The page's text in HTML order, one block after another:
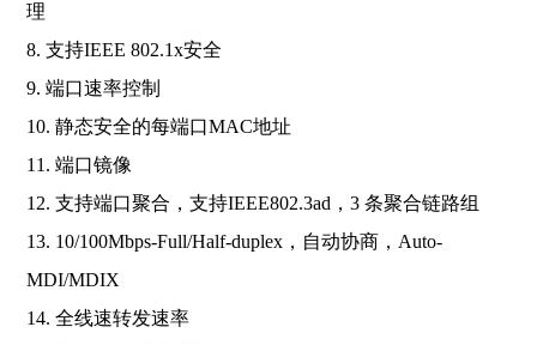
理
8. 支持IEEE 802.1x安全
9. 端口速率控制
10. 静态安全的每端口MAC地址
11. 端口镜像
12. 支持端口聚合，支持IEEE802.3ad，3 条聚合链路组
13. 10/100Mbps-Full/Half-duplex，自动协商，Auto-
MDI/MDIX
14. 全线速转发速率